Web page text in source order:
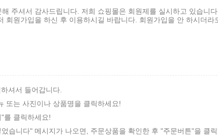
주셔서 감사드립니다. 저희 쇼핑몰은 회원제를 실시하고 있습니다.
회원가입을 하신 후 이용하시길 바랍니다. 회원가입을 안 하시더
셔서 들어갑니다.
또는 사진이나 상품명을 클릭하세요!
를 클릭하세요!
습니다" 메시지가 나오면, 주문상품을 확인한 후 "주문버튼"을 클